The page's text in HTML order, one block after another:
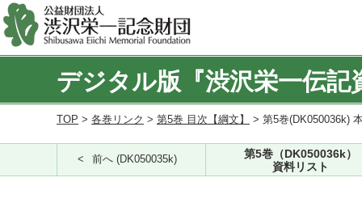
デジタル版『渋沢栄一伝記
TOP > 各巻リンク > 第5巻 目次【綱文】 > 第5巻(DK050036k)
前へ (DK050035k)
第5巻（DK050036k）
資料リスト